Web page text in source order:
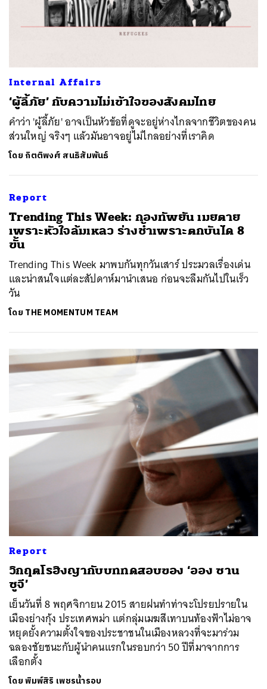
Internal Affairs
‘ผู้ลี้ภัย’ กับความไม่เข้าใจของสังคมไทย
คำว่า 'ผู้ลี้ภัย' อาจเป็นหัวข้อที่ดูจะอยู่ห่างไกลจากชีวิตของคน
ส่วนใหญ่ จริงๆ แล้วมันอาจอยู่ไม่ไกลอย่างที่เราคิด
โดย กิตติพงศ์ สนธิสัมพันธ์
Report
Trending This Week: กองทัพยัน เมยตาย
เพราะหัวใจล้มเหลว ร่างช้ำเพราะตกบันได 8
ขั้น
Trending This Week มาพบกันทุกวันเสาร์ ประมวลเรื่องเด่น
และน่าสนใจแต่ละสัปดาห์มานำเสนอ ก่อนจะลืมกันไปในเร็ว
วัน
โดย THE MOMENTUM TEAM
Report
วิกฤตโรฮิงญากับบททดสอบของ ‘ออง ซาน
ซูจี’
เย็นวันที่ 8 พฤศจิกายน 2015 สายฝนทำท่าจะโปรยปรายใน
เมืองย่างกุ้ง ประเทศพม่า แต่กลุ่มเมฆสีเทาบนท้องฟ้าไม่อาจ
หยุดยั้งความตั้งใจของประชาชนในเมืองหลวงที่จะมาร่วม
ฉลองชัยชนะกับผู้นำคนแรกในรอบกว่า 50 ปีที่มาจากการ
เลือกตั้ง
โดยพิมพ์สิริ เพชรน้ำรอบ